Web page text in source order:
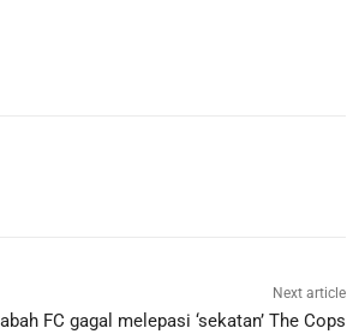
Next article
FC gagal melepasi ‘sekatan’ The Cops